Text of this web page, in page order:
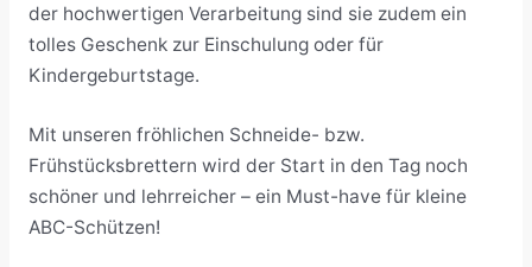
der hochwertigen Verarbeitung sind sie zudem ein
tolles Geschenk zur Einschulung oder für
Kindergeburtstage.
Mit unseren fröhlichen Schneide- bzw.
Frühstücksbrettern wird der Start in den Tag noch
schöner und lehrreicher – ein Must-have für kleine
ABC-Schützen!